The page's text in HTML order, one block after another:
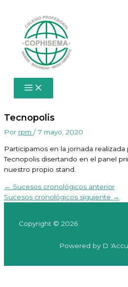
contenido
Tecnopolis
Por rpm / 7 mayo, 2020
Participamos en la jornada realizada
Tecnopolis disertando en el panel
nuestro propio stand.
← Sucesos cronológicos anterior
Sucesos cronológicos siguiente →
Copyright © 2026
Powered by D